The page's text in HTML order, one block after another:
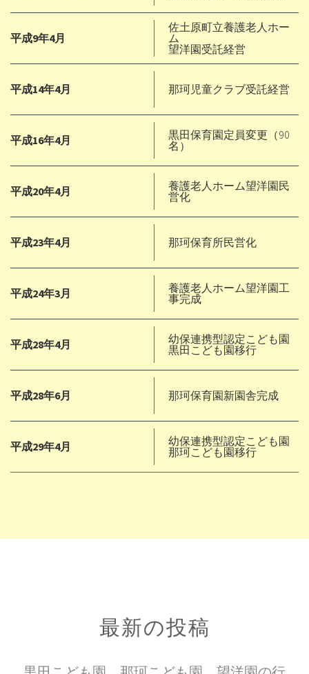
平成9年4月
佐土原町立養護老人ホー
ム
望洋園受託経営
平成14年4月 那珂児童クラブ受託経営
平成16年4月
黒田保育園定員変更（90
名）
平成20年4月
養護老人ホーム望洋園民
営化
平成23年4月 那珂保育所民営化
平成24年3月
養護老人ホーム望洋園工
事完成
平成28年4月
幼保連携型認定こども園
黒田こども園移行
平成28年6月 那珂保育園新園舎完成
平成29年4月
幼保連携型認定こども園
那珂こども園移行
最新の投稿